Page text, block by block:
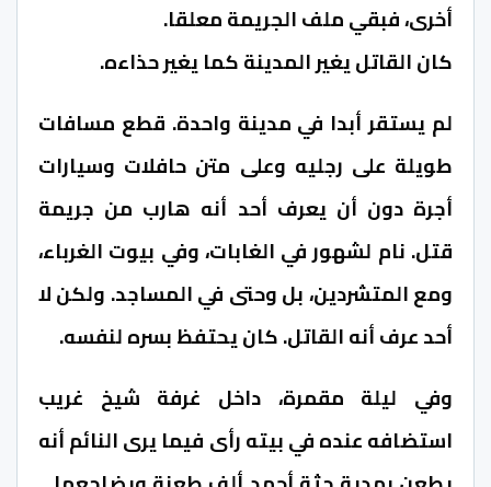
أخرى، فبقي ملف الجريمة معلقا.
كان القاتل يغير المدينة كما يغير حذاءه.
لم يستقر أبدا في مدينة واحدة. قطع مسافات
طويلة على رجليه وعلى متن حافلات وسيارات
أجرة دون أن يعرف أحد أنه هارب من جريمة
قتل. نام لشهور في الغابات، وفي بيوت الغرباء،
ومع المتشردين، بل وحتى في المساجد. ولكن لا
أحد عرف أنه القاتل. كان يحتفظ بسره لنفسه.
وفي ليلة مقمرة، داخل غرفة شيخ غريب
استضافه عنده في بيته رأى فيما يرى النائم أنه